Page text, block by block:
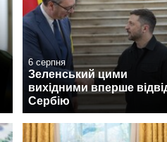
6 серпня
Зеленський цими
вихідними вперше
Сербію